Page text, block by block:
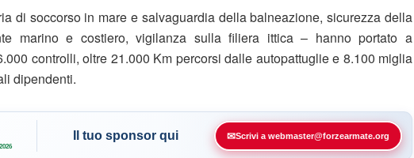
di soccorso in mare e salvaguardia della balneazione, sicurezza della
marino e costiero, vigilanza sulla filiera ittica – hanno portato a
controlli, oltre 21.000 Km percorsi dalle autopattuglie e 8.100 miglia
dipendenti.
Il tuo sponsor qui ✉Scrivi a webmaster@forzearmate.org